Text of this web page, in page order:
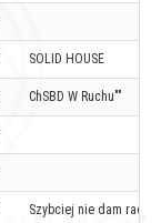
SOLID HOUSE
ChSBD W Ruchu""
Szybciej nie dam rady